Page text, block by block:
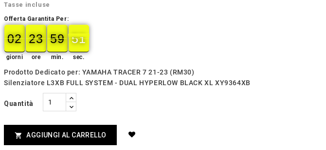
Tasse incluse
Offerta Garantita Per:
02
02
00
giorni
23
23
00
ore
59
59
00
min.
49
49
50
sec.
Prodotto Dedicato per: YAMAHA TRACER 7 21-23 (RM30)
Silenziatore L3XB FULL SYSTEM - DUAL HYPERLOW BLACK XL XY9364XB
Quantità
 AGGIUNGI AL CARRELLO